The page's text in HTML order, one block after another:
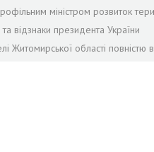
міністром розвиток
відзнаки президента України
Житомирської області повністю